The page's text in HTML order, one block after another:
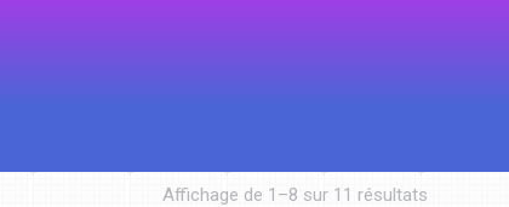
Affichage de 1–8 sur 11 résultats